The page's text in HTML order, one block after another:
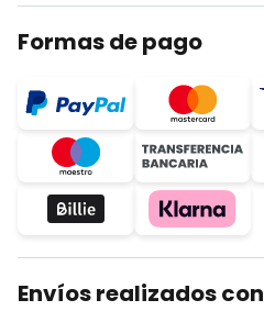
Formas de pago
Envíos realizados con